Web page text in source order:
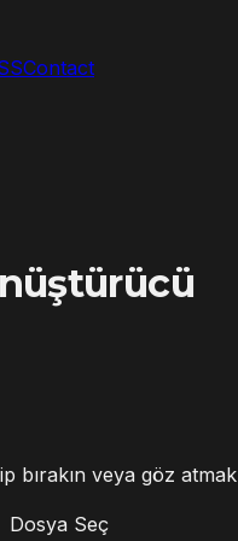
Contact
veya göz atmak
Dosya Seç